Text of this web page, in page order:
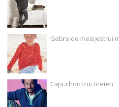
Gebreide meisjestrui
Capuchon trui breien